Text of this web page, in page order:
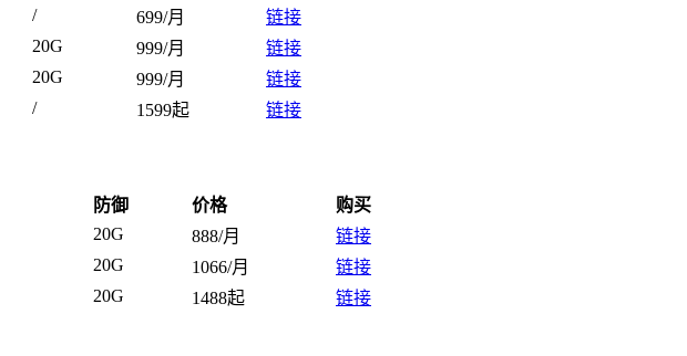
/ 699/月
链接
20G 999/月
链接
20G 999/月
链接
/ 1599起 链接
防御 价格
购买
20G 888/月
链接
20G 1066/月
链接
20G 1488起 链接